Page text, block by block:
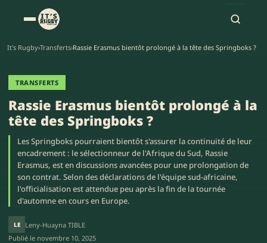
It's Rugby›Transferts›Rassie Erasmus bientôt prolongé à la tête des Springboks ?
TRANSFERTS
Rassie Erasmus bientôt prolongé à la
tête des Springboks ?
Les Springboks pourraient bientôt s'assurer la continuité de leur
encadrement : le sélectionneur de l'Afrique du Sud, Rassie
Erasmus, est en discussions avancées pour une prolongation de
son contrat. Selon des déclarations de l'équipe sud-africaine,
l'officialisation est attendue peu après la fin de la tournée
d'automne en cours en Europe.
LE
Leny-Huayna TIBLE
Publié le novembre 10, 2025